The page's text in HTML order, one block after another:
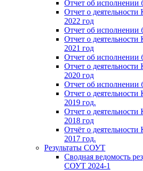
Отчет об исполнении
Отчет о
2022 год
Отчет об исполнении
Отчет о
2021 год
Отчет об исполнении
Отчет о
2020 год
Отчет об исполнении
Отчет о
2019 год.
Отчет о
2018 год
Отчёт о
2017 год.
Результаты СОУТ
Сводная ведомость
СОУТ 2024-1